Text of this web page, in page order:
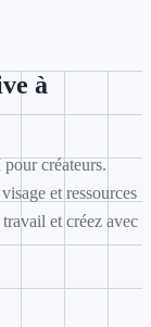
à
créateurs.
et ressources
et créez avec